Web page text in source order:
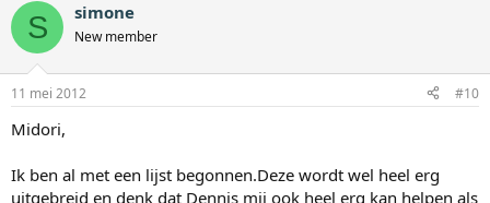
S simone
New member
11 mei 2012 #10
Midori,
Ik ben al met een lijst begonnen.Deze wordt wel heel erg
uitgebreid en denk dat Dennis mij ook heel erg kan helpen als